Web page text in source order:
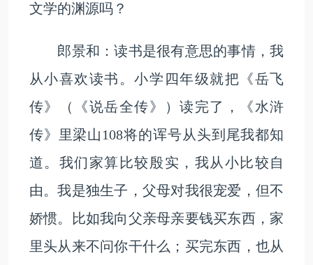
文学的渊源吗？
郎景和：读书是很有意思的事情，我
从小喜欢读书。小学四年级就把《岳飞
传》（《说岳全传》）读完了，《水浒
传》里梁山108将的诨号从头到尾我都知
道。我们家算比较殷实，我从小比较自
由。我是独生子，父母对我很宠爱，但不
娇惯。比如我向父亲母亲要钱买东西，家
里头从来不问你干什么；买完东西，也从